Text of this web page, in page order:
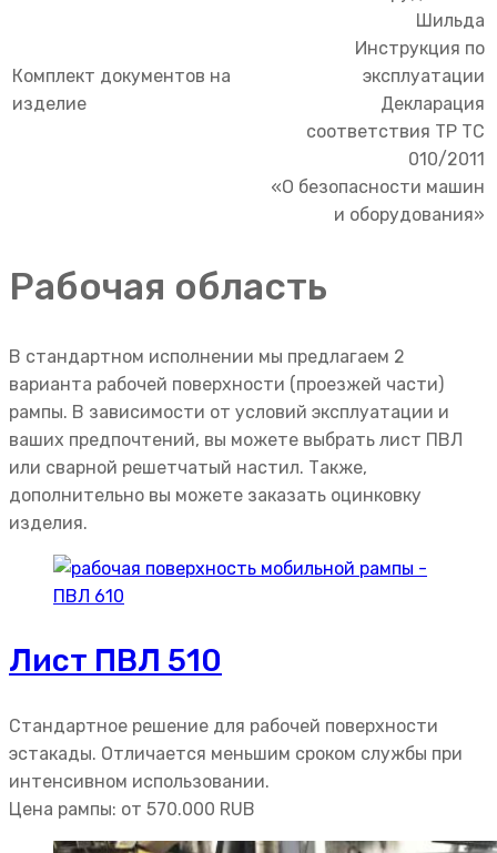
Комплект документов на
изделие
Шильда
Инструкция по
эксплуатации
Декларация
соответствия ТР ТС
010/2011
«О безопасности машин
и оборудования»
Рабочая область
В стандартном исполнении мы предлагаем 2
варианта рабочей поверхности (проезжей части)
рампы. В зависимости от условий эксплуатации и
ваших предпочтений, вы можете выбрать лист ПВЛ
или сварной решетчатый настил. Также,
дополнительно вы можете заказать оцинковку
изделия.
Лист ПВЛ 510
Стандартное решение для рабочей поверхности
эстакады. Отличается меньшим сроком службы при
интенсивном использовании.
Цена рампы: от 570.000 RUB